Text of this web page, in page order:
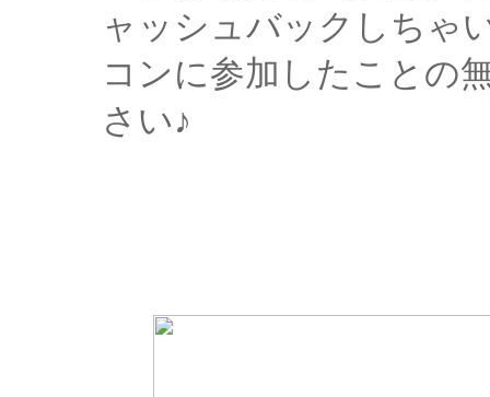
ャッシュバックしちゃ
コンに参加したことの
さい♪